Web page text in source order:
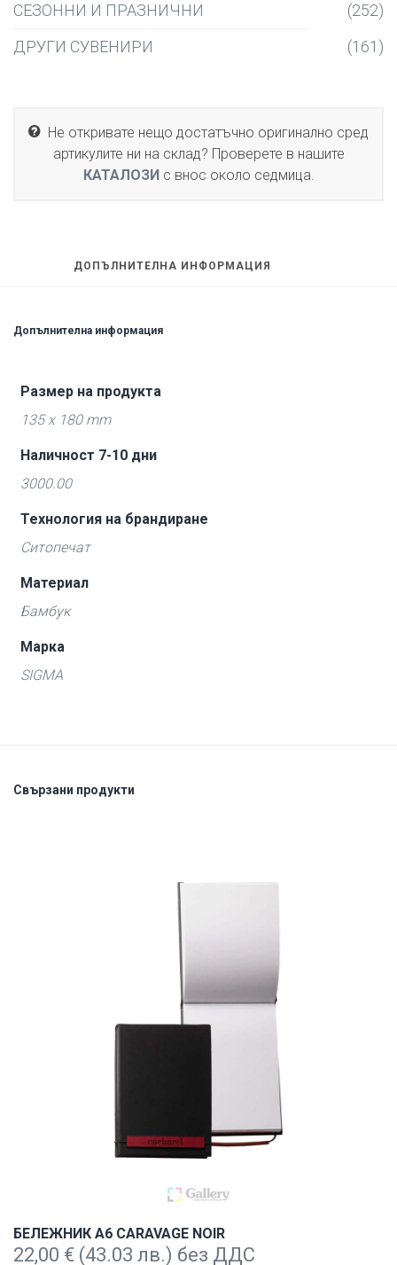
СЕЗОННИ И ПРАЗНИЧНИ
(252)
ДРУГИ СУВЕНИРИ
(161)
Не откривате нещо достатъчно оригинално сред
артикулите ни на склад? Проверете в нашите
КАТАЛОЗИс внос около седмица.
ДОПЪЛНИТЕЛНА ИНФОРМАЦИЯ
Допълнителна информация
Размер на продукта
135 x 180 mm
Наличност 7-10 дни
3000.00
Технология на брандиране
Ситопечат
Материал
Бамбук
Марка
SIGMA
Свързани продукти
БЕЛЕЖНИК А6 CARAVAGE NOIR
22,00 € (43.03 лв.) без ДДС